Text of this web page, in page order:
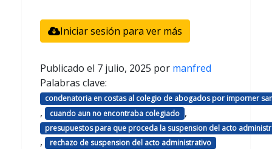
Iniciar sesión para ver más
Publicado el 7 julio, 2025 por manfred
Palabras clave:
condenatoria en costas al colegio de abogados por imporner
, cuando aun no encontraba colegiado ,
presupuestos para que proceda la suspension del acto
, rechazo de suspension del acto administrativo